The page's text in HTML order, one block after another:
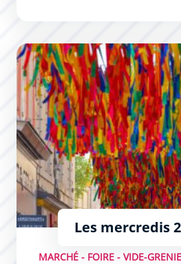
Les Mercredis Nocturnes de la
Les mercredis
et 5 et 12 août
MARCHÉ - FOIRE - VIDE-